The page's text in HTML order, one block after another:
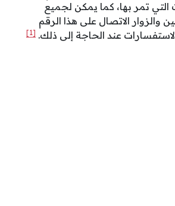
تمر بها، كما يمكن لجميع
والزوار الاتصال على هذا الرقم
عند الحاجة إلى ذلك. [1]